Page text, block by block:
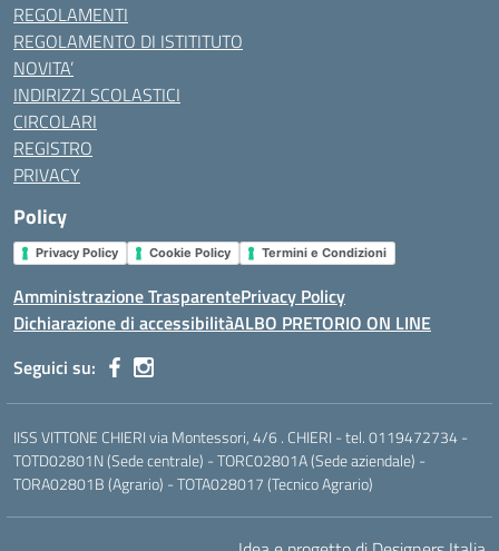
REGOLAMENTI
REGOLAMENTO DI ISTITITUTO
NOVITA’
INDIRIZZI SCOLASTICI
CIRCOLARI
REGISTRO
PRIVACY
Policy
Privacy Policy Cookie Policy Termini e Condizioni
Amministrazione TrasparentePrivacy Policy
Dichiarazione di accessibilitàALBO PRETORIO ON LINE
Seguici su:
IISS VITTONE CHIERI via Montessori, 4/6 . CHIERI - tel. 0119472734 -
TOTD02801N (Sede centrale) - TORC02801A (Sede aziendale) -
TORA02801B (Agrario) - TOTA028017 (Tecnico Agrario)